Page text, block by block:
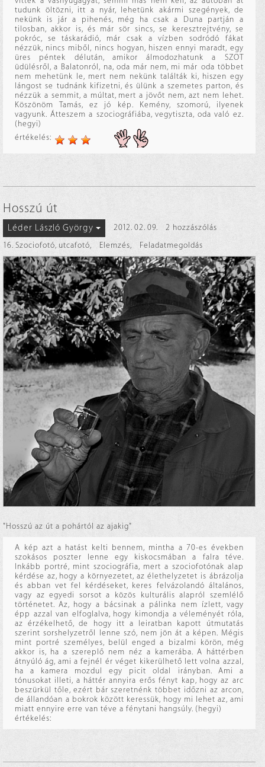
tudunk öltözni, itt a nyár, lehetünk akármi szegények, de
nekünk is jár a pihenés, még ha csak a Duna partján a
tilosban, akkor is, és már sör sincs, se keresztrejtvény, se
pokróc, se táskarádió, már csak a vízben sodródó fákat
nézzük, nincs miből, nincs hogyan, hiszen ennyi maradt, egy
üres péntek délután, amikor álmodozhatunk a SZOT
üdülésről, a Balatonról, na, oda már nem, mi már oda többet
nem mehetünk le, mert nem nekünk találták ki, hiszen egy
lángost se tudnánk kifizetni, és ülünk a szemetes parton, és
nézzük a semmit, a múltat, mert a jövőt nem, azt nem lehet.
Köszönöm Tamás, ez jó kép. Kemény, szomorú, ilyenek
vagyunk. Átteszem a szociográfiába, vegytiszta, oda való ez.
(hegyi)
értékelés:
Hosszú út
Léder László György 2012. 02. 09.
2 hozzászólás
16. Szociofotó, utcafotó, Elemzés, Feladatmegoldás
"Hosszú az út a pohártól az ajakig"
A kép azt a hatást kelti bennem, mintha a 70-es években
szokásos poszter lenne egy kiskocsmában a falra téve.
Inkább portré, mint szociográfia, mert a szociofotónak alap
kérdése az, hogy a környezetet, az élethelyzetet is ábrázolja
és abban vet fel kérdéseket, keres felvázolandó általános,
vagy az egyedi sorsot a közös kulturális alapról szemlélő
történetet. Az, hogy a bácsinak a pálinka nem ízlett, vagy
épp azzal van elfoglalva, hogy kimondja a véleményét róla,
az érzékelhető, de hogy itt a leiratban kapott útmutatás
szerint sorshelyzetről lenne szó, nem jön át a képen. Mégis
mint portré személyes, belül enged a bizalmi körön, még
akkor is, ha a szereplő nem néz a kamerába. A háttérben
átnyúló ág, ami a fejnél ér véget kikerülhető lett volna azzal,
ha a kamera mozdul egy picit oldal irányban. Ami a
tónusokat illeti, a háttér annyira erős fényt kap, hogy az arc
beszürkül tőle, ezért bár szeretnénk többet időzni az arcon,
de állandóan a bokrok között keressük, hogy mi lehet az, ami
miatt ennyire erre van téve a fénytani hangsúly. (hegyi)
értékelés: